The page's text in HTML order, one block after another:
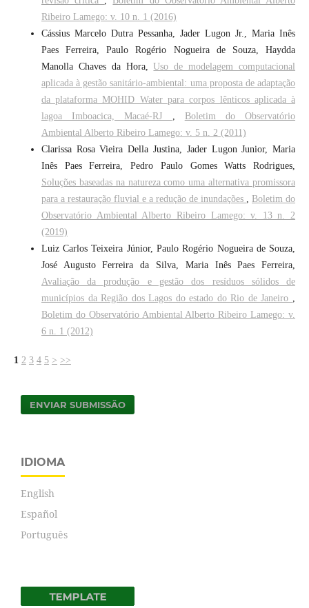
Ribeiro Lamego: v. 10 n. 1 (2016)
Cássius Marcelo Dutra Pessanha, Jader Lugon Jr., Maria Inês
Paes Ferreira, Paulo Rogério Nogueira de Souza, Haydda
Manolla Chaves da Hora,Uso de modelagem computacional
aplicada à gestão sanitário-ambiental: uma proposta de adaptação
da plataforma MOHID Water para corpos lênticos aplicada à
lagoa Imboacica, Macaé-RJ
Boletim do Observatório
Ambiental Alberto Ribeiro Lamego: v. 5 n. 2 (2011)
Clarissa Rosa Vieira Della Justina, Jader Lugon Junior, Maria
Inês Paes Ferreira, Pedro Paulo Gomes Watts Rodrigues,
Soluções baseadas na natureza como uma alternativa promissora
para a restauração fluvial e a redução de inundações
Boletim do
Observatório Ambiental Alberto Ribeiro Lamego: v. 13 n. 2
(2019)
Luiz Carlos Teixeira Júnior, Paulo Rogério Nogueira de Souza,
José Augusto Ferreira da Silva, Maria Inês Paes Ferreira,
Avaliação da produção e gestão dos resíduos sólidos de
municípios da Região dos Lagos do estado do Rio de Janeiro
Boletim do Observatório Ambiental Alberto Ribeiro Lamego: v.
6 n. 1 (2012)
1 2 3 4 5 > >>
ENVIAR SUBMISSÃO
IDIOMA
English
Español
Português